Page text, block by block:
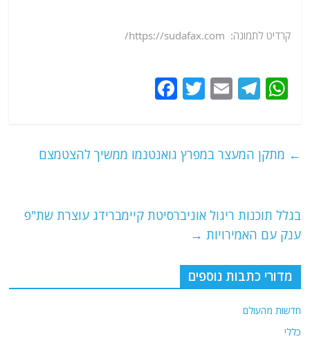
קרדיט לתמונה: https://sudafax.com/
W
h
s
p
T
el
g
E
m
l
T
w
er
e
o
← מתקן המעצר במפרץ גואנטנמו ממשיך להצטמצם
בגלל תוכנות ריגול אוניברסיטת קיימברידג עוצרת שת"פ
ענק עם האמירויות →
מדורי כתבות נוספים
חדשות מהעולם
כללי